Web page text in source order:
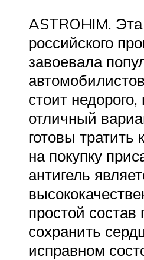
ASTROHIM.
российского
завоевала
стоит
отличный
готовы
на покупку
антигель
простой состав
сохранить
исправном